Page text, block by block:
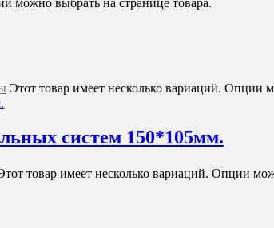
можно выбрать на странице товара.
Этот товар имеет несколько вариаций. Опции
систем 150*105мм.
товар имеет несколько вариаций. Опции